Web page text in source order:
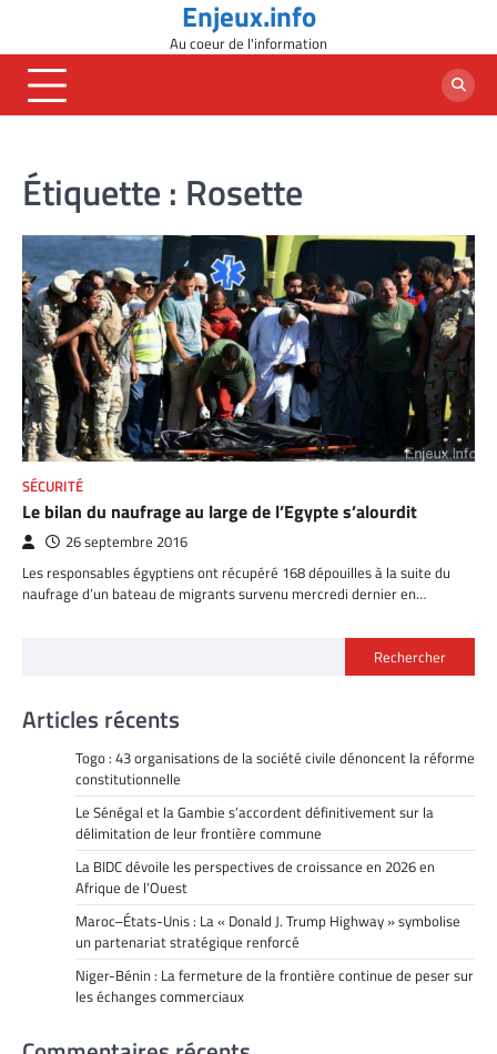
content
Enjeux.info
Au coeur de l'information
Étiquette : Rosette
SÉCURITÉ
Le bilan du naufrage au large de l’Egypte s’alourdit
26 septembre 2016
Les responsables égyptiens ont récupéré 168 dépouilles à la suite du
naufrage d’un bateau de migrants survenu mercredi dernier en…
Rechercher
Articles récents
Togo : 43 organisations de la société civile dénoncent la réforme
constitutionnelle
Le Sénégal et la Gambie s’accordent définitivement sur la
délimitation de leur frontière commune
La BIDC dévoile les perspectives de croissance en 2026 en
Afrique de l’Ouest
Maroc–États-Unis : La « Donald J. Trump Highway » symbolise
un partenariat stratégique renforcé
Niger-Bénin : La fermeture de la frontière continue de peser sur
les échanges commerciaux